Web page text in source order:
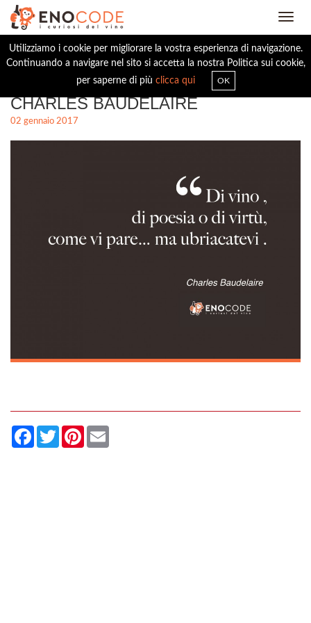
Utilizziamo i cookie per migliorare la vostra esperienza di navigazione.
Continuando a navigare nel sito si accetta la nostra Politica sui cookie,
per saperne di più clicca qui OK
BUON 2017...VINO E VIRTÙ
CHARLES BAUDELAIRE
02 gennaio 2017
Facebook
TwitterPinterest